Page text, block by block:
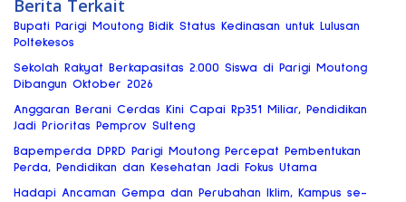
Berita Terkait
Bupati Parigi Moutong Bidik Status Kedinasan untuk Lulusan
Poltekesos
Sekolah Rakyat Berkapasitas 2.000 Siswa di Parigi Moutong
Dibangun Oktober 2026
Anggaran Berani Cerdas Kini Capai Rp351 Miliar, Pendidikan
Jadi Prioritas Pemprov Sulteng
Bapemperda DPRD Parigi Moutong Percepat Pembentukan
Perda, Pendidikan dan Kesehatan Jadi Fokus Utama
Hadapi Ancaman Gempa dan Perubahan Iklim, Kampus se-